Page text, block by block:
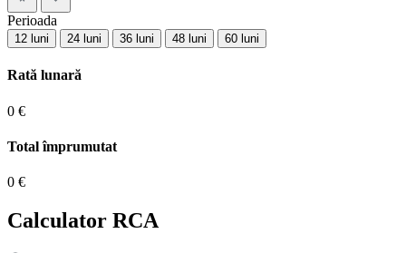
Perioada
12 luni 24 luni 36 luni 48 luni 60 luni
Rată lunară
0 €
Total împrumutat
0 €
Calculator RCA